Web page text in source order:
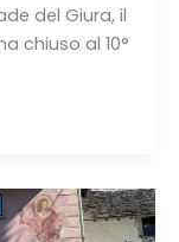
del Giura, il
chiuso al 10°